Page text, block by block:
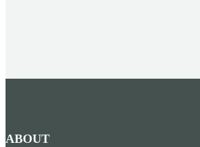
ABOUT